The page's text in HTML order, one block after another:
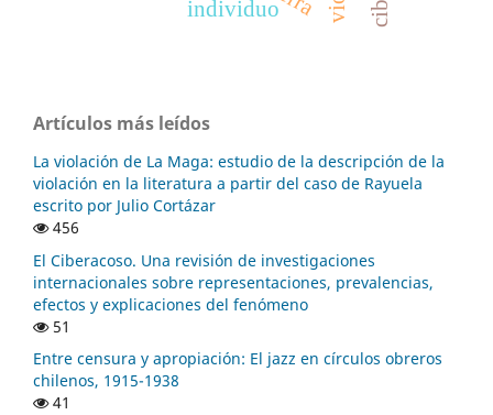
individuo
Artículos más leídos
La violación de La Maga: estudio de la descripción de la
violación en la literatura a partir del caso de Rayuela
escrito por Julio Cortázar
456
El Ciberacoso. Una revisión de investigaciones
internacionales sobre representaciones, prevalencias,
efectos y explicaciones del fenómeno
51
Entre censura y apropiación: El jazz en círculos obreros
chilenos, 1915-1938
41